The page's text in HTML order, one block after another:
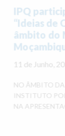
IPQ
“Ideias de
âmbito do
11 de Junho,
NO ÂMBITO
INSTITUTO
NA